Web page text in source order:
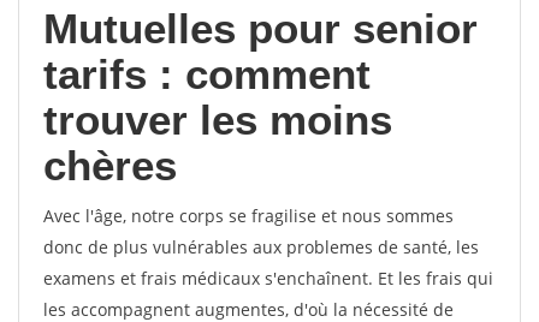
Mutuelles pour senior
tarifs : comment
trouver les moins
chères
Avec l'âge, notre corps se fragilise et nous sommes
donc de plus vulnérables aux problemes de santé, les
examens et frais médicaux s'enchaînent. Et les frais qui
les accompagnent augmentes, d'où la nécessité de